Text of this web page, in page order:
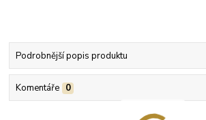
Podrobnější popis produktu
Komentáře 0